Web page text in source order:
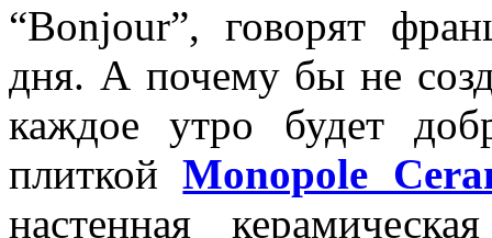
“Bonjour”, говорят
дня. А почему бы не
каждое утро будет
плиткойMonopole
настенная